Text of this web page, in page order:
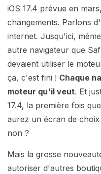
iOS 17.4 prévue en
changements. Parlons
internet. Jusqu'ici,
autre navigateur que
devaient utiliser le
ça, c'est fini ! Chaque
moteur qu'il veut. Et
17.4, la première fois
aurez un écran de
non ?
Mais la grosse
autoriser d'autres